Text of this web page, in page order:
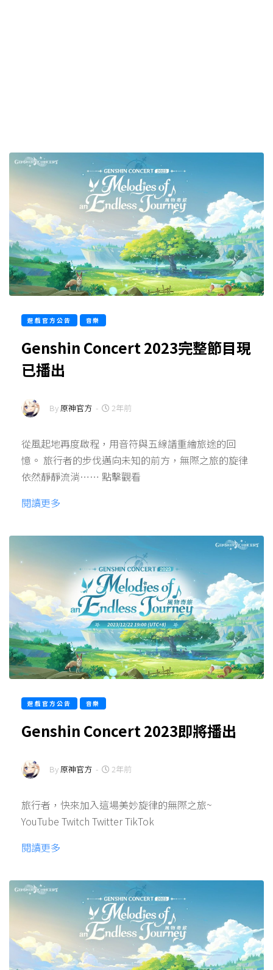
遊戲官方公告 音樂
Genshin Concert 2023完整節目現
已播出
By原神官方 - 2年前
從風起地再度啟程，用音符與五線譜重繪旅途的回
憶。 旅行者的步伐邁向未知的前方，無際之旅的旋律
依然靜靜流淌…… 點擊觀看
閱讀更多
遊戲官方公告 音樂
Genshin Concert 2023即將播出
By原神官方 - 2年前
旅行者，快來加入這場美妙旋律的無際之旅~
YouTube Twitch Twitter TikTok
閱讀更多